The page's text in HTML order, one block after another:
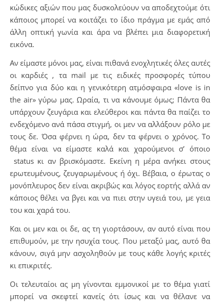
κώδικες αξιών που μας δυσκολεύουν να αποδεχτούμε ότι
κάποιος μπορεί να κοιτάζει το ίδιο πράγμα με εμάς από
άλλη οπτική γωνία και άρα να βλέπει μια διαφορετική
εικόνα.
Αν είμαστε μόνοι μας, είναι πιθανά ενοχλητικές όλες αυτές
οι καρδιές , τα mail με τις ειδικές προσφορές τύπου
δείπνο για δύο και η γενικότερη ατμόσφαιρα «love is in
the air» γύρω μας. Ωραία, τι να κάνουμε όμως; Πάντα θα
υπάρχουν ζευγάρια και ελεύθεροι και πάντα θα παίζει το
ενδεχόμενο ανά πάσα στιγμή, οι μεν να αλλάξουν ρόλο με
τους δε. Όσα φέρνει η ώρα, δεν τα φέρνει ο χρόνος. Το
θέμα είναι να είμαστε καλά και χαρούμενοι σ’ όποιο
status κι αν βρισκόμαστε. Εκείνη η μέρα ανήκει στους
ερωτευμένους, ζευγαρωμένους ή όχι. Βέβαια, ο έρωτας ο
μονόπλευρος δεν είναι ακριβώς και λόγος εορτής αλλά αν
κάποιος θέλει να βγει και να πιει στην υγειά του, με γεια
του και χαρά του.
Και οι μεν και οι δε, ας τη γιορτάσουν, αν αυτό είναι που
επιθυμούν, με την ησυχία τους. Που μεταξύ μας, αυτό θα
κάνουν, σιγά μην ασχοληθούν με τους κάθε λογής κριτές
κι επικριτές.
Οι τελευταίοι ας μη γίνονται εμμονικοί με το θέμα γιατί
μπορεί να σκεφτεί κανείς ότι ίσως και να θέλανε να